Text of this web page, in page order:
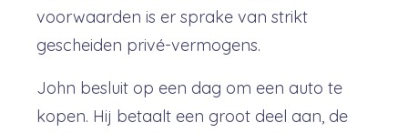
voorwaarden is er sprake van strikt
gescheiden privé-vermogens.
John besluit op een dag om een auto te
kopen. Hij betaalt een groot deel aan, de